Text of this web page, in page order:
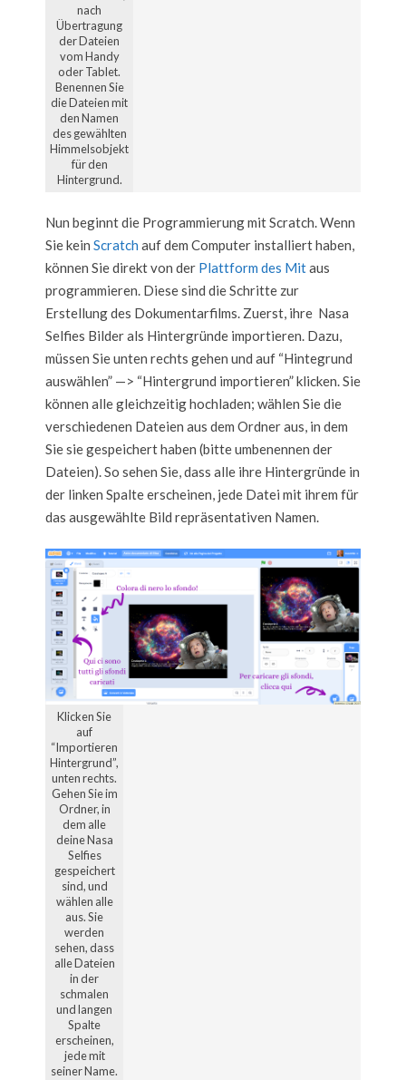
nach
Übertragung
der Dateien
vom Handy
oder Tablet.
Benennen Sie
die Dateien mit
den Namen
des gewählten
Himmelsobjekt
für den
Hintergrund.
Nun beginnt die Programmierung mit Scratch. Wenn
Sie kein Scratch auf dem Computer installiert haben,
können Sie direkt von der Plattform des Mitaus
programmieren. Diese sind die Schritte zur
Erstellung des Dokumentarfilms. Zuerst, ihre Nasa
Selfies Bilder als Hintergründe importieren. Dazu,
müssen Sie unten rechts gehen und auf “Hintegrund
auswählen” —> “Hintergrund importieren” klicken. Sie
können alle gleichzeitig hochladen; wählen Sie die
verschiedenen Dateien aus dem Ordner aus, in dem
Sie sie gespeichert haben (bitte umbenennen der
Dateien). So sehen Sie, dass alle ihre Hintergründe in
der linken Spalte erscheinen, jede Datei mit ihrem für
das ausgewählte Bild repräsentativen Namen.
Klicken Sie
auf
“Importieren
Hintergrund”,
unten rechts.
Gehen Sie im
Ordner, in
dem alle
deine Nasa
Selfies
gespeichert
sind, und
wählen alle
aus. Sie
werden
sehen, dass
alle Dateien
in der
schmalen
und langen
Spalte
erscheinen,
jede mit
seiner Name.